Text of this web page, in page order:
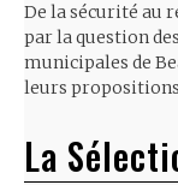
De la sécurité au
par la question
municipales de
leurs
La